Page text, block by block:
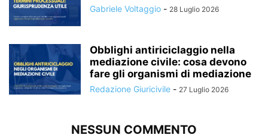
Gabriele Voltaggio - 28 Luglio 2026
Obblighi antiriciclaggio nella
mediazione civile: cosa devono
fare gli organismi di mediazione
Redazione Giuricivile - 27 Luglio 2026
NESSUN COMMENTO